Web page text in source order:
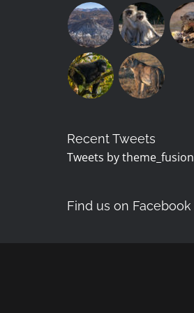
Recent Tweets
Tweets by theme_fusion
Find us on Facebook